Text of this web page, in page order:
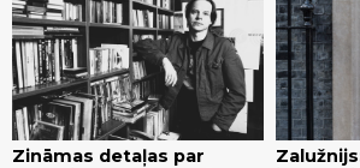
Zināmas detaļas par